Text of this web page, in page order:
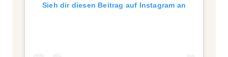
Sieh dir diesen Beitrag auf Instagram an